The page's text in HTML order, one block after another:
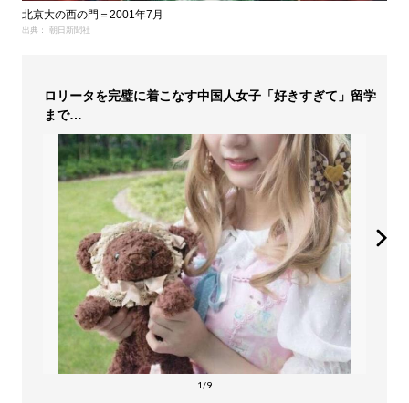
北京大の西の門＝2001年7月
出典： 朝日新聞社
ロリータを完璧に着こなす中国人女子「好きすぎて」留学
まで…
1/9